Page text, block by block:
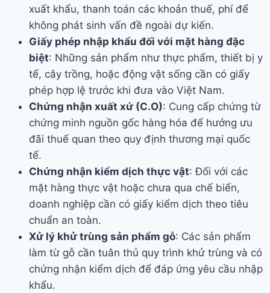
xuất khẩu, thanh toán các khoản thuế, phí để
không phát sinh vấn đề ngoài dự kiến.
Giấy phép nhập khẩu đối với mặt hàng đặc
biệt: Những sản phẩm như thực phẩm, thiết bị y
tế, cây trồng, hoặc động vật sống cần có giấy
phép hợp lệ trước khi đưa vào Việt Nam.
Chứng nhận xuất xứ (C.O): Cung cấp chứng từ
chứng minh nguồn gốc hàng hóa để hưởng ưu
đãi thuế quan theo quy định thương mại quốc
tế.
Chứng nhận kiểm dịch thực vật: Đối với các
mặt hàng thực vật hoặc chưa qua chế biến,
doanh nghiệp cần có giấy kiểm dịch theo tiêu
chuẩn an toàn.
Xử lý khử trùng sản phẩm gỗ: Các sản phẩm
làm từ gỗ cần tuân thủ quy trình khử trùng và có
chứng nhận kiểm dịch để đáp ứng yêu cầu nhập
khẩu.